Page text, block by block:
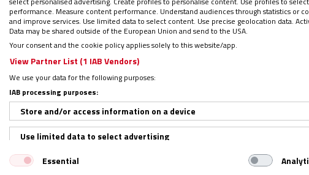
El cardenal filipino Luis Antonio Tagle, prefecto
y presidente de Caritas Internationalis,
director de la Oficina de Prensa del Vaticano,
LEE Y DESCARGA: ‘Un plan para
Regístrate en el boletín gratuito y recibe
performance. Measure content performance. Understand audiences through statistics or
and improve services. Use limited data to select content. Use precise geolocation data.
Data may be shared outside of the European Union and send to the USA.
Your consent and the cookie policy applies solely to this website/app.
View Partner List (1 IAB Vendors)
We use your data for the following purposes:
IAB processing purposes:
Store and/or access information on a device
Use limited data to select advertising
Create profiles for personalised advertising
Essential